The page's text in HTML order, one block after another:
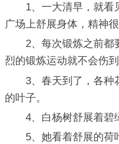
1、一大清早，就看
广场上舒展身体，精神很
2、每次锻炼之前都
烈的锻炼运动就不会伤到
3、春天到了，各种
的叶子。
4、白杨树舒展着碧绿
5、她看着舒展的荷